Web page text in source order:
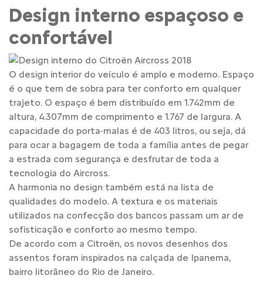
Design interno espaçoso e
confortável
O design interior do veículo é amplo e moderno. Espaço
é o que tem de sobra para ter conforto em qualquer
trajeto. O espaço é bem distribuído em 1.742mm de
altura, 4.307mm de comprimento e 1.767 de largura. A
capacidade do porta-malas é de 403 litros, ou seja, dá
para ocar a bagagem de toda a família antes de pegar
a estrada com segurança e desfrutar de toda a
tecnologia do Aircross.
A harmonia no design também está na lista de
qualidades do modelo. A textura e os materiais
utilizados na confecção dos bancos passam um ar de
sofisticação e conforto ao mesmo tempo.
De acordo com a Citroën, os novos desenhos dos
assentos foram inspirados na calçada de Ipanema,
bairro litorâneo do Rio de Janeiro.